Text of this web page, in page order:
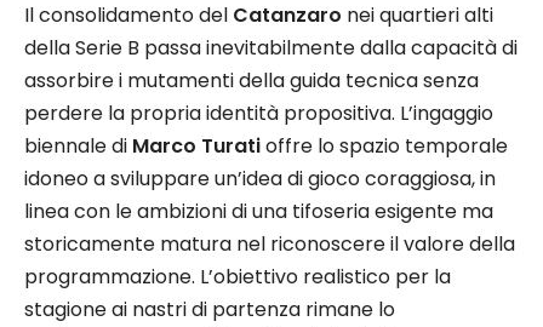
Il consolidamento del Catanzaro nei quartieri alti
della Serie B passa inevitabilmente dalla capacità di
assorbire i mutamenti della guida tecnica senza
perdere la propria identità propositiva. L’ingaggio
biennale di Marco Turatioffre lo spazio temporale
idoneo a sviluppare un’idea di gioco coraggiosa, in
linea con le ambizioni di una tifoseria esigente ma
storicamente matura nel riconoscere il valore della
programmazione. L’obiettivo realistico per la
stagione ai nastri di partenza rimane lo